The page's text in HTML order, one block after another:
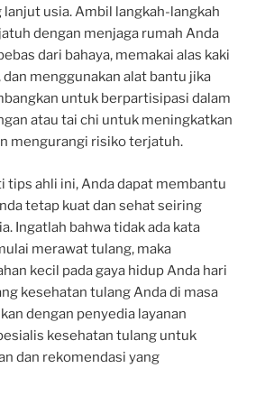
lanjut usia. Ambil langkah-langkah
dengan menjaga rumah Anda
dari bahaya, memakai alas kaki
menggunakan alat bantu jika
untuk berpartisipasi dalam
atau tai chi untuk meningkatkan
mengurangi risiko terjatuh.
tips ahli ini, Anda dapat membantu
tetap kuat dan sehat seiring
Ingatlah bahwa tidak ada kata
merawat tulang, maka
kecil pada gaya hidup Anda hari
kesehatan tulang Anda di masa
dengan penyedia layanan
kesehatan tulang untuk
dan rekomendasi yang